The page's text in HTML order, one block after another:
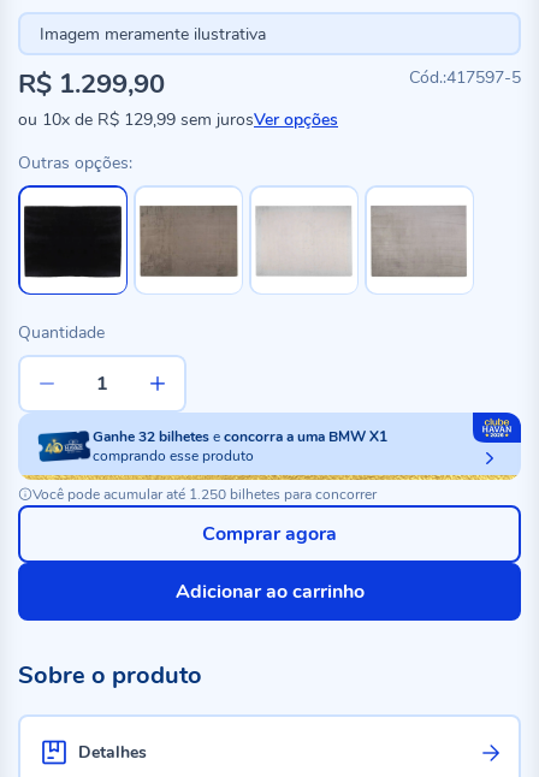
Imagem meramente ilustrativa
417597-5
R$ 1.299,90
ou 10x de R$ 129,99 sem jurosVer opções
Outras opções:
Quantidade
Ganhe32bilheteseconcorra a uma BMW X1
comprando esse produto
Você pode acumular até 1.250 bilhetes para concorrer
Adicionar ao carrinho
Comprar agora
Sobre o produto
Detalhes